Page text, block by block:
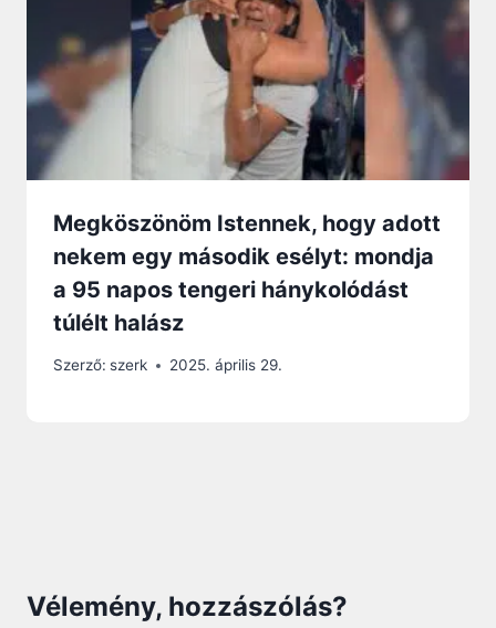
Megköszönöm Istennek, hogy adott
nekem egy második esélyt: mondja
a 95 napos tengeri hánykolódást
túlélt halász
Szerző: szerk 2025. április 29.
Vélemény, hozzászólás?